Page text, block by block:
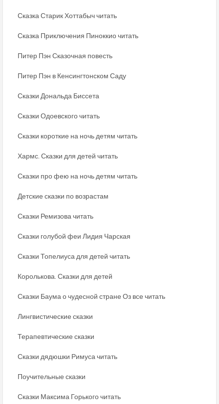
Сказка Старик Хоттабыч читать
Сказка Приключения Пиноккио читать
Питер Пэн Сказочная повесть
Питер Пэн в Кенсингтонском Саду
Сказки Дональда Биссета
Сказки Одоевского читать
Сказки короткие на ночь детям читать
Хармс. Сказки для детей читать
Сказки про фею на ночь детям читать
Детские сказки по возрастам
Сказки Ремизова читать
Сказки голубой феи Лидия Чарская
Сказки Топелиуса для детей читать
Королькова. Сказки для детей
Сказки Баума о чудесной стране Оз все читать
Лингвистические сказки
Терапевтические сказки
Сказки дядюшки Римуса читать
Поучительные сказки
Сказки Максима Горького читать